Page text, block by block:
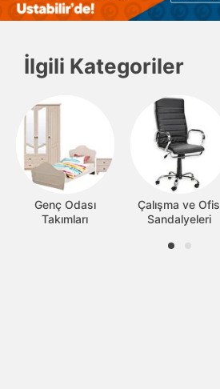
İlgili Kategoriler
Genç Odası
Takımları
Çalışma ve Ofis
Sandalyeleri